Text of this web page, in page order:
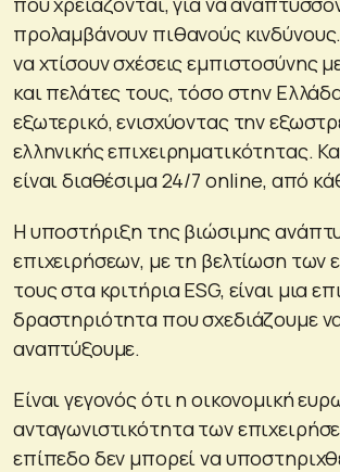
προλαμβάνουν πιθανούς
να χτίσουν σχέσεις εμπιστοσύνης
και πελάτες τους, τόσο στην
εξωτερικό, ενισχύοντας την
ελληνικής επιχειρηματικότητας.
είναι διαθέσιμα 24/7 online, από
Η υποστήριξη της βιώσιμης
επιχειρήσεων, με τη βελτίωση των
τους στα κριτήρια ESG, είναι μια
δραστηριότητα που σχεδιάζουμε
αναπτύξουμε.
Είναι γεγονός ότι η οικονομική
ανταγωνιστικότητα των
επίπεδο δεν μπορεί να